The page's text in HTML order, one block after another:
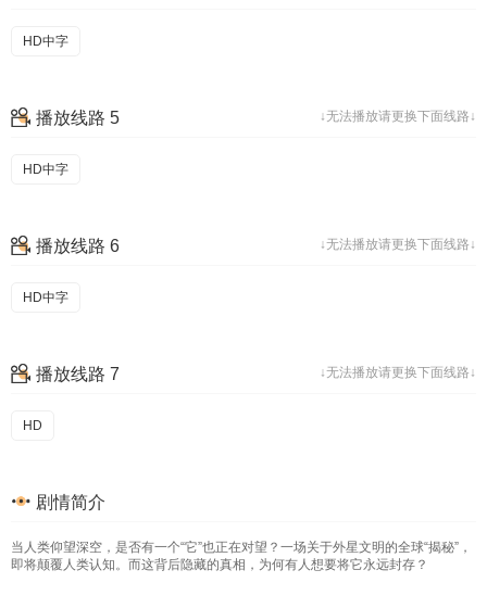
HD中字
↓无法播放请更换下面线路↓
播放线路 5
HD中字
↓无法播放请更换下面线路↓
播放线路 6
HD中字
↓无法播放请更换下面线路↓
播放线路 7
HD
剧情简介
当人类仰望深空，是否有一个“它”也正在对望？一场关于外星文明的全球“揭秘”，
即将颠覆人类认知。而这背后隐藏的真相，为何有人想要将它永远封存？